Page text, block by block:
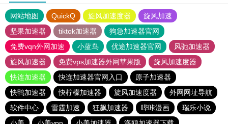
网站地图 QuickQ 旋风加速度器
旋风加速
坚果加速器
tiktok加速器
狗急加速器官网
免费vqn外网加速
小蓝鸟 优途加速器官网
风驰加速器
旋风加速器
免费vps加速器外网苹果版
旋风加速度器
快连加速器
快连加速器官网入口
原子加速器
快鸭加速器
快柠檬加速器 旋风加速度器
外网网址导航
软件中心
雷霆加速 狂飙加速器 哔咔漫画
瑞乐小说